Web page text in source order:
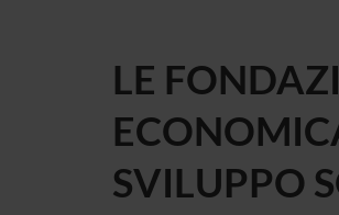
LE
SVILUPPO